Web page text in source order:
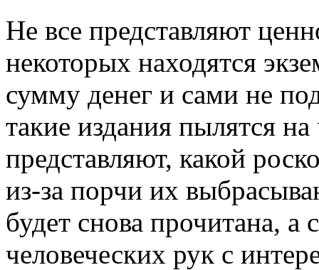
Не все представляют
некоторых находятся
сумму денег и сами не
такие издания пылятся
представляют, какой
из-за порчи их
будет снова прочитана,
человеческих рук с